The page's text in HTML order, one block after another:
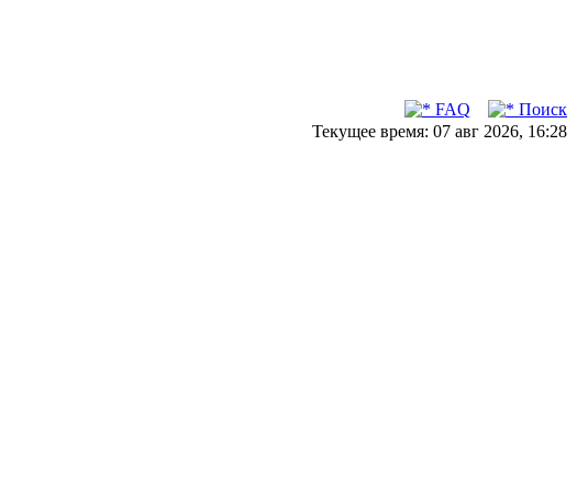
FAQ
Поиск
Текущее время: 07 авг 2026, 16:28